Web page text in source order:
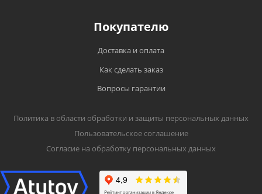
Покупателю
Доставка и оплата
Как сделать заказ
Вопросы гарантии
Политика в области обработки и защиты персональных данных
Пользовательское соглашение
Согласие на обработку персональных данных